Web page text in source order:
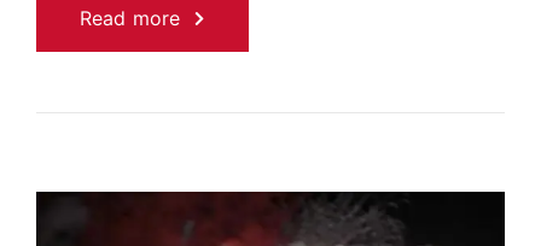
Read more